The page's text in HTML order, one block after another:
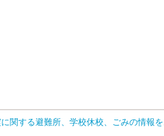
関する避難所、学校休校、ごみの情